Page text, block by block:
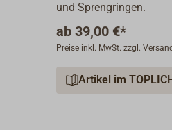
und Sprengringen.
ab 39,00 €*
Preise inkl. MwSt. zzgl.
Artikel im